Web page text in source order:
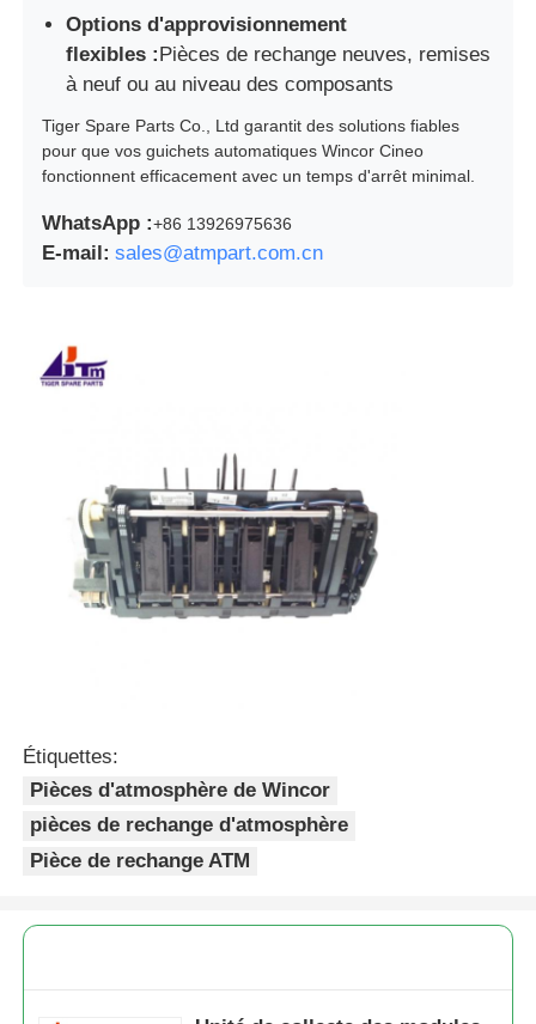
Options d'approvisionnement
flexibles :Pièces de rechange neuves, remises
à neuf ou au niveau des composants
Tiger Spare Parts Co., Ltd garantit des solutions fiables
pour que vos guichets automatiques Wincor Cineo
fonctionnent efficacement avec un temps d'arrêt minimal.
WhatsApp :+86 13926975636
E-mail: sales@atmpart.com.cn
Étiquettes:
Pièces d'atmosphère de Wincor
pièces de rechange d'atmosphère
Pièce de rechange ATM